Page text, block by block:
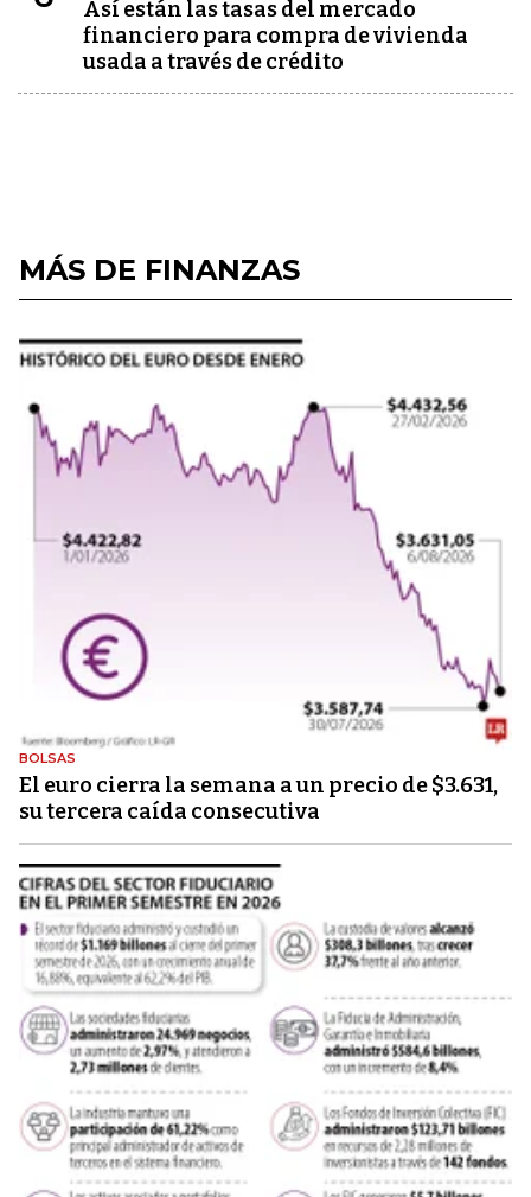
Así están las tasas del mercado
financiero para compra de vivienda
usada a través de crédito
MÁS DE FINANZAS
BOLSAS
El euro cierra la semana a un precio de $3.631,
su tercera caída consecutiva